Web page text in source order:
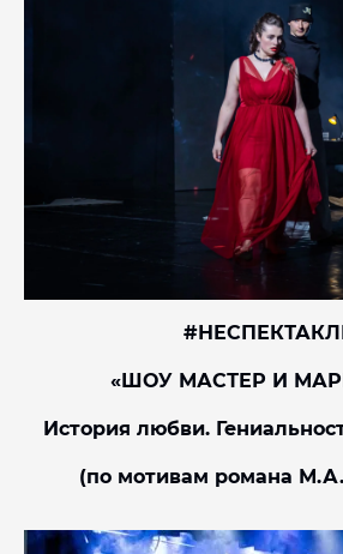
«ШОУ МАСТЕР И
История любви.
(по мотивам романа